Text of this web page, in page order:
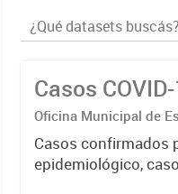
Casos
Oficina Municipal de
Casos confirmados
epidemiológico,